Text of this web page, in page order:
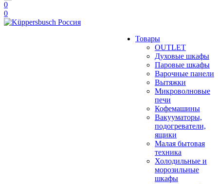
0
0
Товары
OUTLET
Духовые шкафы
Паровые шкафы
Варочные панели
Вытяжки
Микроволновые
печи
Кофемашины
Вакууматоры,
подогреватели,
ящики
Малая бытовая
техника
Холодильные и
морозильные
шкафы